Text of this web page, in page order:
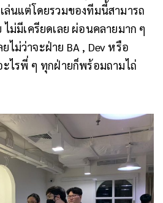
ล่นแต่โดยรวมของทีมนี้สามารถ
ไม่มีเครียดเลย ผ่อนคลายมาก ๆ
ม่ว่าจะฝ่าย BA , Dev หรือ
ะไรพี่ ๆ ทุกฝ่ายก็พร้อมถามไถ่